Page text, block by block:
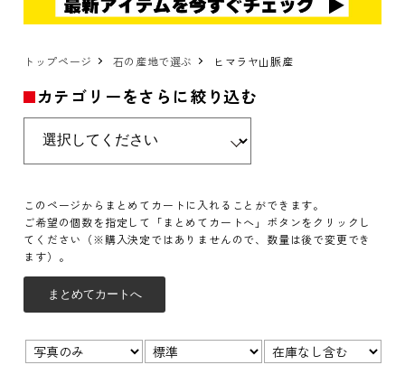
トップページ 石の産地で選ぶ ヒマラヤ山脈産
カテゴリーをさらに絞り込む
このページからまとめてカートに入れることができます。
ご希望の個数を指定して「まとめてカートへ」ボタンをクリックし
てください（※購入決定ではありませんので、数量は後で変更でき
ます）。